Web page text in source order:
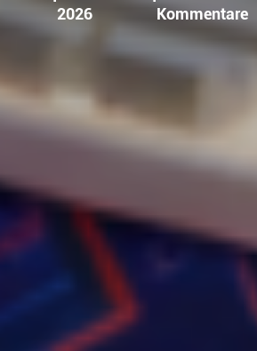
2026 Kommentare